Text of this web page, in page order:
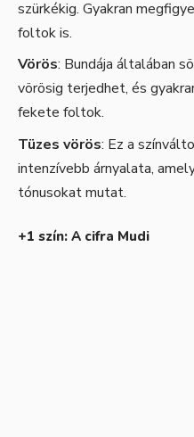
szürkékig. Gyakran
foltok is.
Vörös: Bundája általában
vörösig terjedhet, és
fekete foltok.
Tüzes vörös: Ez a
intenzívebb árnyalata,
tónusokat mutat.
+1 szín: A cifra Mudi